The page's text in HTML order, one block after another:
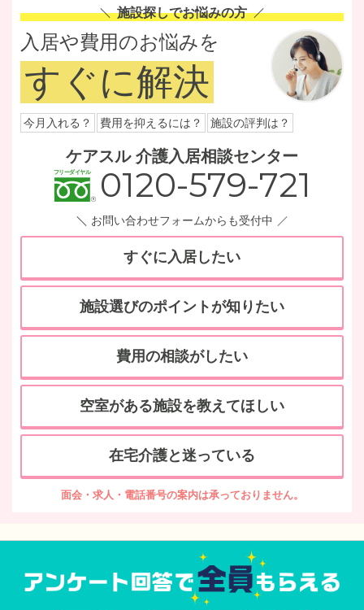
施設探しでお悩みの方
入居や費用のお悩みを
すぐに解決
今月入れる？ 費用を抑えるには？ 施設の評判は？
ケアスル 介護入居相談センター
0120-579-721
お問い合わせフォームからも受付中
すぐに入居したい
施設選びのポイントが知りたい
費用の相談がしたい
空室がある施設を教えてほしい
在宅介護と迷っている
面会・求人・電話番号の案内は承っておりません。